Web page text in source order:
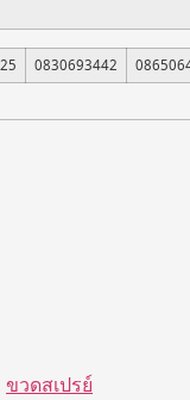
0830693442
ขวดสเปรย์